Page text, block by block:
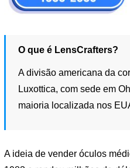
O que é LensCrafters?
A divisão americana da
Luxottica, com sede em
maioria localizada nos
A ideia de vender óculos